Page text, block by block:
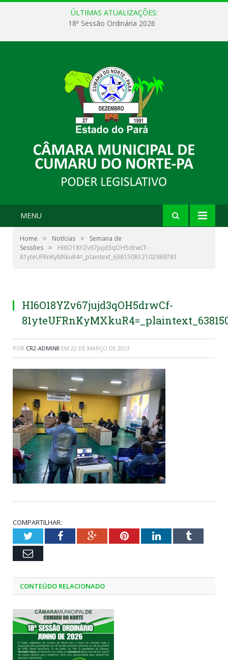
ÚLTIMAS ATUALIZAÇÕES:
18ª Sessão Ordinária 2026
MENU
Home » Notícias »
Semana de
Sessões »
HI6O18YZv67jujd3qOH5drwCf-
81yteUFRnKyMXkuR4=_plaintext_638150812102989781
HI6O18YZv67jujd3qOH5drwCf-
POR CR2-ADMIN8 EM 22 DE MARÇO DE 2023
COMPARTILHAR:
TwitterFacebookGoogle+PinterestLinkedInTumblr
Email
CONTEÚDO RELACIONADO